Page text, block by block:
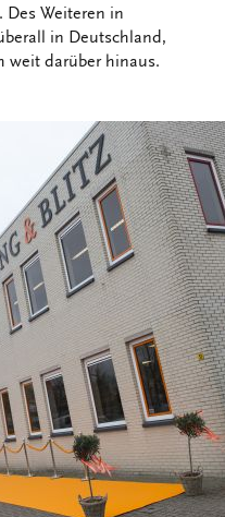
Weiteren in
in Deutschland,
weit darüber hinaus.